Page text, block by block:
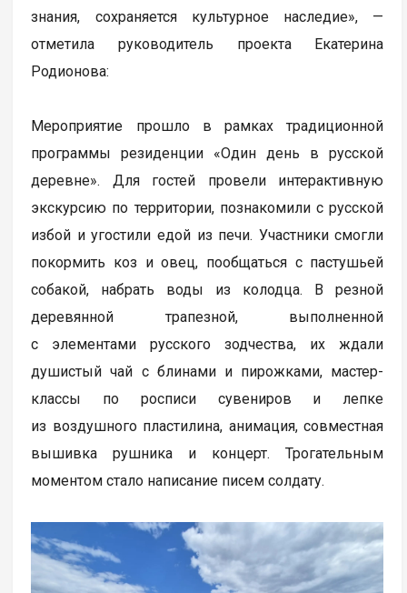
знания, сохраняется культурное наследие», —
отметила руководитель проекта Екатерина
Родионова:
Мероприятие прошло в рамках традиционной
программы резиденции «Один день в русской
деревне». Для гостей провели интерактивную
экскурсию по территории, познакомили с русской
избой и угостили едой из печи. Участники смогли
покормить коз и овец, пообщаться с пастушьей
собакой, набрать воды из колодца. В резной
деревянной трапезной, выполненной
с элементами русского зодчества, их ждали
душистый чай с блинами и пирожками, мастер-
классы по росписи сувениров и лепке
из воздушного пластилина, анимация, совместная
вышивка рушника и концерт. Трогательным
моментом стало написание писем солдату.